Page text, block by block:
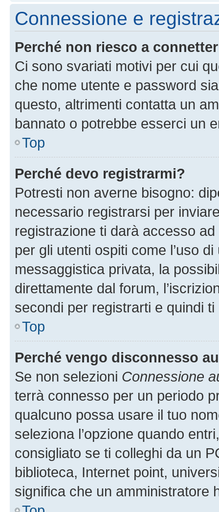
Connessione e
Perché non riesco a
Ci sono svariati motivi per cui
che nome utente e password
questo, altrimenti contatta un
bannato o potrebbe esserci un
Top
Perché devo registrarmi?
Potresti non averne bisogno:
necessario registrarsi per
registrazione ti darà accesso
per gli utenti ospiti come l’uso
messaggistica privata, la
direttamente dal forum,
secondi per registrarti e quindi
Top
Perché vengo disconnesso
Se non selezioni Connessione
terrà connesso per un periodo
qualcuno possa usare il tuo
seleziona l’opzione quando
consigliato se ti colleghi da un
biblioteca, Internet point,
significa che un amministratore